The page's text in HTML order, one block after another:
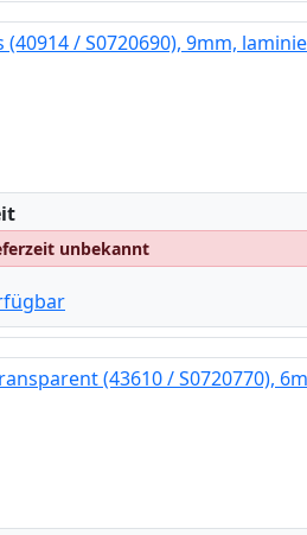
/ S0720690), 9mm,
unbekannt
(43610 / S0720770),